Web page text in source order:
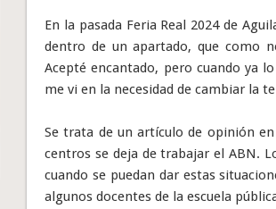
En la pasada Feria Real 2024 de
dentro de un apartado, que como
Acepté encantado, pero cuando ya
me vi en la necesidad de cambiar la
Se trata de un artículo de opinión
centros se deja de trabajar el ABN.
cuando se puedan dar estas
algunos docentes de la escuela